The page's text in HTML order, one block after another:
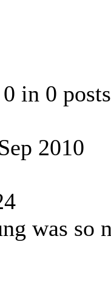
0 in 0 posts
2010
was so